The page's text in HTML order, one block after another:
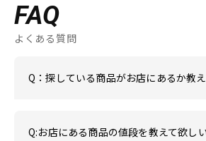
FAQ
よくある質問
Q：探している商品がお店にあるか教
Q:お店にある商品の値段を教えて欲し